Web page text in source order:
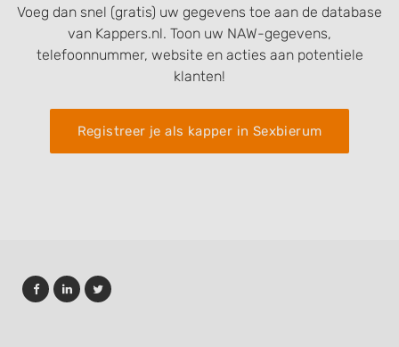
Voeg dan snel (gratis) uw gegevens toe aan de database
van Kappers.nl. Toon uw NAW-gegevens,
telefoonnummer, website en acties aan potentiele
klanten!
Registreer je als kapper in Sexbierum